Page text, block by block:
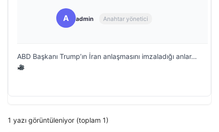
A admin Anahtar yönetici
ABD Başkanı Trump’ın İran anlaşmasını imzaladığı anlar…
1 yazı görüntüleniyor (toplam 1)